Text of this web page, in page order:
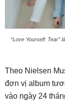
“Love Yourself: Tear”
Theo Nielsen
đơn vị album
vào ngày 24